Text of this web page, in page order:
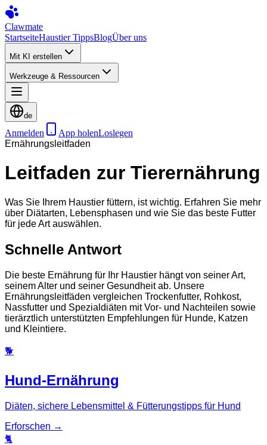
Clawmate
StartseiteHaustier TippsBlogÜber uns
Mit KI erstellen
Werkzeuge & Ressourcen
de
Anmelden App holenLoslegen
Ernährungsleitfaden
Leitfaden zur Tierernährung
Was Sie Ihrem Haustier füttern, ist wichtig. Erfahren Sie mehr
über Diätarten, Lebensphasen und wie Sie das beste Futter
für jede Art auswählen.
Schnelle Antwort
Die beste Ernährung für Ihr Haustier hängt von seiner Art,
seinem Alter und seiner Gesundheit ab. Unsere
Ernährungsleitfäden vergleichen Trockenfutter, Rohkost,
Nassfutter und Spezialdiäten mit Vor- und Nachteilen sowie
tierärztlich unterstützten Empfehlungen für Hunde, Katzen
und Kleintiere.
🐕
Hund-Ernährung
Diäten, sichere Lebensmittel & Fütterungstipps für Hund
Erforschen →
🐈